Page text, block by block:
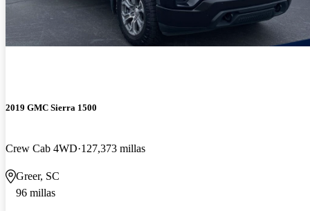
2019 GMC Sierra 1500
Crew Cab 4WD 127,373 millas
Greer, SC
96 millas